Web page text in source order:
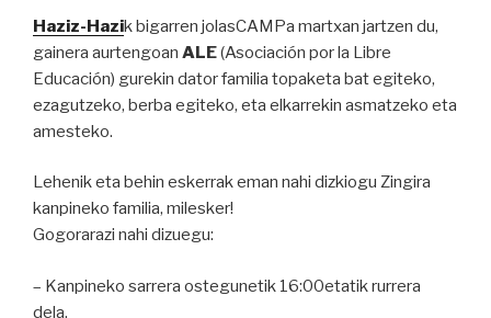
Haziz-Hazik bigarren jolasCAMPa martxan jartzen du,
gainera aurtengoan ALE(Asociación por la Libre
Educación) gurekin dator familia topaketa bat egiteko,
ezagutzeko, berba egiteko, eta elkarrekin asmatzeko eta
amesteko.
Lehenik eta behin eskerrak eman nahi dizkiogu Zingira
kanpineko familia, milesker!
Gogorarazi nahi dizuegu:
– Kanpineko sarrera ostegunetik 16:00etatik rurrera
dela.